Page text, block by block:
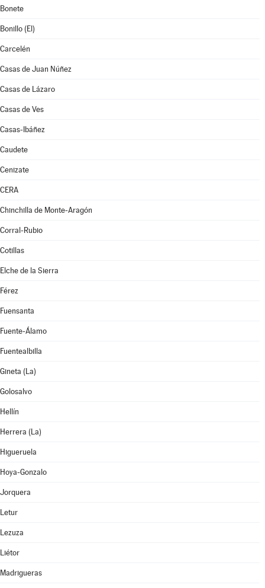
Bonete
Bonillo (El)
Carcelén
Casas de Juan Núñez
Casas de Lázaro
Casas de Ves
Casas-Ibáñez
Caudete
Cenizate
CERA
Chinchilla de Monte-Aragón
Corral-Rubio
Cotillas
Elche de la Sierra
Férez
Fuensanta
Fuente-Álamo
Fuentealbilla
Gineta (La)
Golosalvo
Hellín
Herrera (La)
Higueruela
Hoya-Gonzalo
Jorquera
Letur
Lezuza
Liétor
Madrigueras